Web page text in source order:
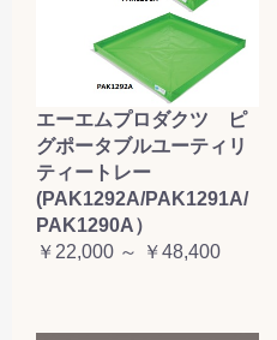
エーエムプロダクツ ピ
グポータブルユーティリ
ティートレー
(PAK1292A/PAK1291A/
PAK1290A）
￥22,000 ～ ￥48,400